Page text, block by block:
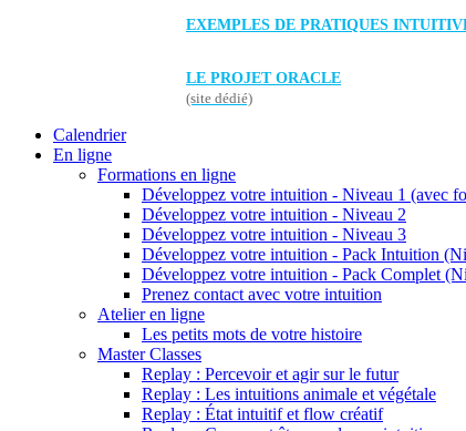
EXEMPLES DE PRATIQUES
LE PROJET ORACLE
(site dédié)
Calendrier
En ligne
Formations en ligne
Développez votre intuition - Niveau 1 (avec
Développez votre intuition - Niveau 2
Développez votre intuition - Niveau 3
Développez votre intuition - Pack Intuition
Développez votre intuition - Pack Complet
Prenez contact avec votre intuition
Atelier en ligne
Les petits mots de votre histoire
Master Classes
Replay : Percevoir et agir sur le futur
Replay : Les intuitions animale et végétale
Replay : État intuitif et flow créatif